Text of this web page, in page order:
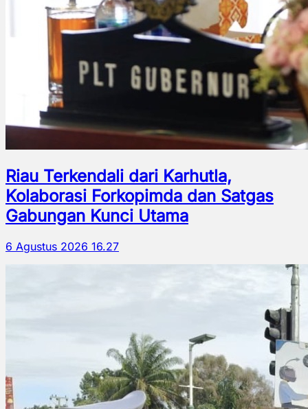
Riau Terkendali dari Karhutla,
Kolaborasi Forkopimda dan Satgas
Gabungan Kunci Utama
6 Agustus 2026 16.27